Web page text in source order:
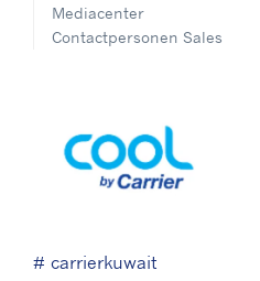
Mediacenter
Contactpersonen Sales
# carrierkuwait